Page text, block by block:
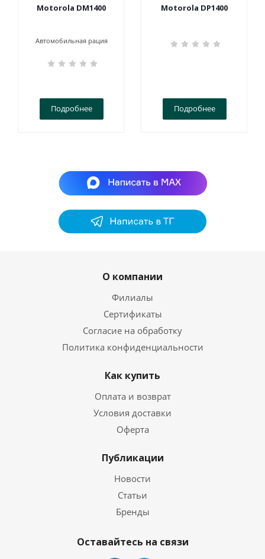
Motorola DM1400
Автомобильная рация
Подробнее
Motorola DP1400
Подробнее
О компании
Филиалы
Сертификаты
Согласие на обработку
Политика конфиденциальности
Как купить
Оплата и возврат
Условия доставки
Оферта
Публикации
Новости
Статьи
Бренды
Оставайтесь на связи